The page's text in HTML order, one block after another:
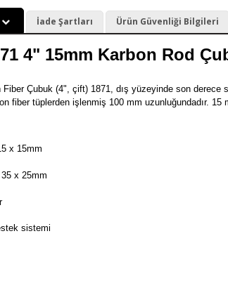
İade Şartları Ürün Güvenliği Bilgileri
4" 15mm Karbon Rod
Çubuk (4", çift) 1871, dış yüzeyinde son
fiber tüplerden işlenmiş 100 mm uzunluğundadır.
x 15mm
x 25mm
sistemi